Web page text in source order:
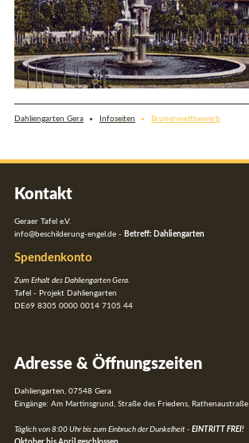
Dahliengarten Gera Infoseiten Brunenwettbewerb
Kontakt
Geraer Tafel e.V.
info@beschilderung-engel.de- Betreff: Dahliengarten
Spendenkonto
Zum Erhalt des Dahliengarten Gera.
Tafel - Projekt Dahliengarten
DE69 8305 0000 0014 7105 44
Adresse & Öffnungszeiten
Dahliengarten, 07548 Gera
Eingänge: Am Martinsgrund, Straße des Friedens, Rathenaustraße
Täglich von 8:00 Uhr bis zum Einbruch der Dunkelheit - EINTRITT FREI!